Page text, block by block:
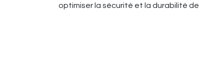
optimiser la sécurité et la durabilité de